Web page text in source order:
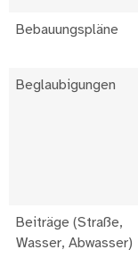
Bebauungspläne
Beglaubigungen
Beiträge (Straße,
Wasser, Abwasser)